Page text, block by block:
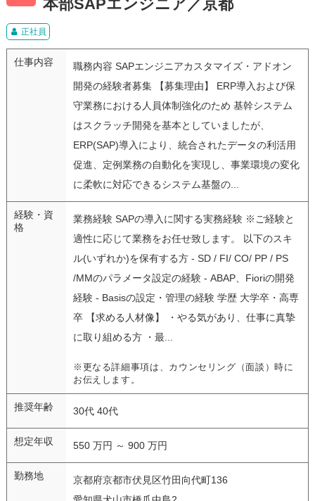
本部SAPエンジニア／京都
正社員
仕事内容
職務内容 SAPエンジニアカスタマイズ・アドオン
開発の経験者募集 【募集理由】 ERP導入および保
守業務における人員体制強化のため 基幹システム
はスクラッチ開発を基本としていましたが、
ERP(SAP)導入により、統合されたデータの利活用
促進、定例業務の自動化を実現し、事業環境の変化
に柔軟に対応できるシステム基盤の...
経験・資
格
業務経験 SAPの導入に関する実務経験 ※ご経験と
適性に応じて業務をお任せ致します。 以下のスキ
ル(いずれか)を保有する方 - SD / FI/ CO/ PP / PS
/MMのパラメータ設定の経験 - ABAP、Fioriの開発
経験 - Basisの設定・管理の経験 学歴 大学卒・高専
卒 【求める人材像】 ・やる気があり、仕事に真摯
に取り組める方 ・最...
※更なる詳細事項は、カウンセリング（面談）時に
お伝えします。
推奨年齢 30代 40代
想定年収 550 万円 ～ 900 万円
勤務地
京都府京都市伏見区竹田向代町136